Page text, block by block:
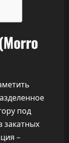
под
закатных
–